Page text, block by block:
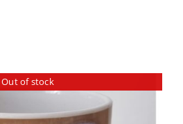
Out of stock